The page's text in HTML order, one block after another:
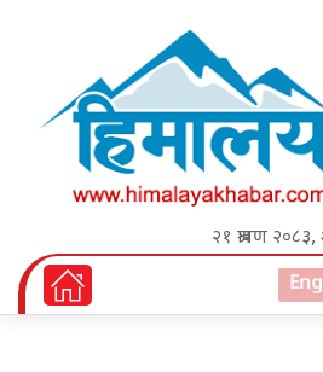
२१ श्रावण